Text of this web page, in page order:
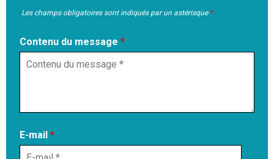
Les champs obligatoires sont indiqués par un astérisque *
Contenu du message *
E-mail *